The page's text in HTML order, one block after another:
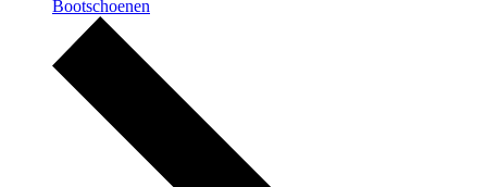
Bootschoenen